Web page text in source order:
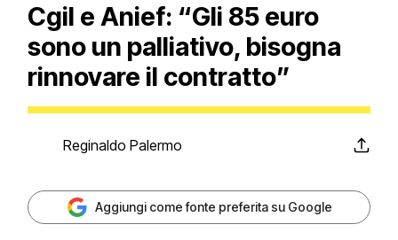
Cgil e Anief: “Gli 85 euro
sono un palliativo, bisogna
rinnovare il contratto”
Reginaldo Palermo
Aggiungi come fonte preferita su Google